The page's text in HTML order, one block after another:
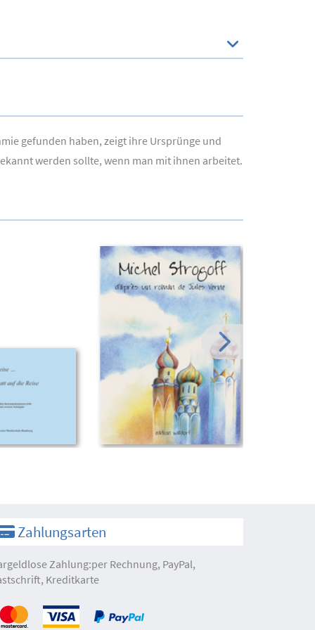
gefunden haben, zeigt ihre Ursprünge und
werden sollte, wenn man mit ihnen arbeitet.
Zahlungsarten
Zahlung:per Rechnung, PayPal,
Kreditkarte